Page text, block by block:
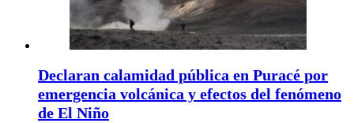
Declaran calamidad pública en Puracé por
emergencia volcánica y efectos del fenómeno
de El Niño